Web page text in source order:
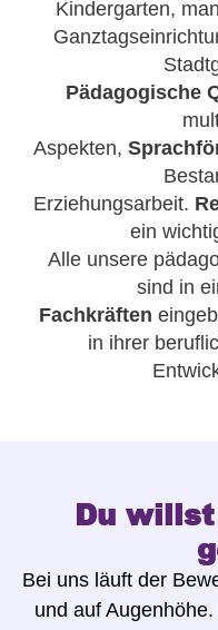
Kindergarten,
Pädagogische
Aspekten,
Erziehungsarbeit.
ein
Alle unsere
sind in
Fachkräften
in ihrer
Du
Bei uns läuft der
und auf